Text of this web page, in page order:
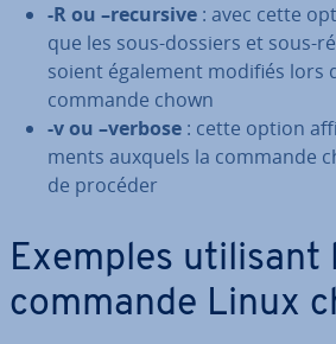
-R ou –recursive : avec cette
que les sous-dossiers et sous-
soient également modifiés lors
commande chown
-v ou –verbose : cette option
ments auxquels la commande
de procéder
Exemples utilisant
commande Linux